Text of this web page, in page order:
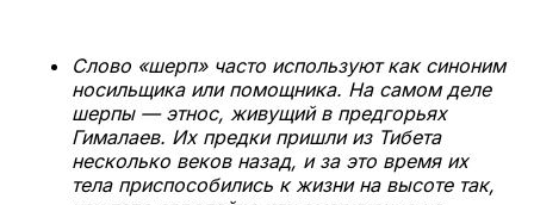
Слово «шерп» часто используют как синоним
носильщика или помощника. На самом деле
шерпы — этнос, живущий в предгорьях
Гималаев. Их предки пришли из Тибета
несколько веков назад, и за это время их
тела приспособились к жизни на высоте так,